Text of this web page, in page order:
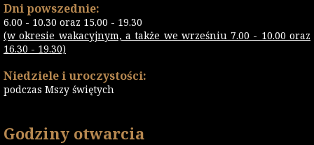
Dni powszednie:
6.00 - 10.30 oraz 15.00 - 19.30
(w okresie wakacyjnym, a także we wrześniu 7.00 - 10.00 oraz
16.30 - 19.30)
Niedziele i uroczystości:
podczas Mszy świętych
Godziny otwarcia